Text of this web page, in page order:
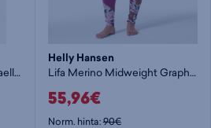
Vilma High Waist Pants - vaellusalusasu
Helly Hansen
Lifa Merino Midweight Graphic Pant - vaellusalusasu
55,96€
Norm. hinta:90€